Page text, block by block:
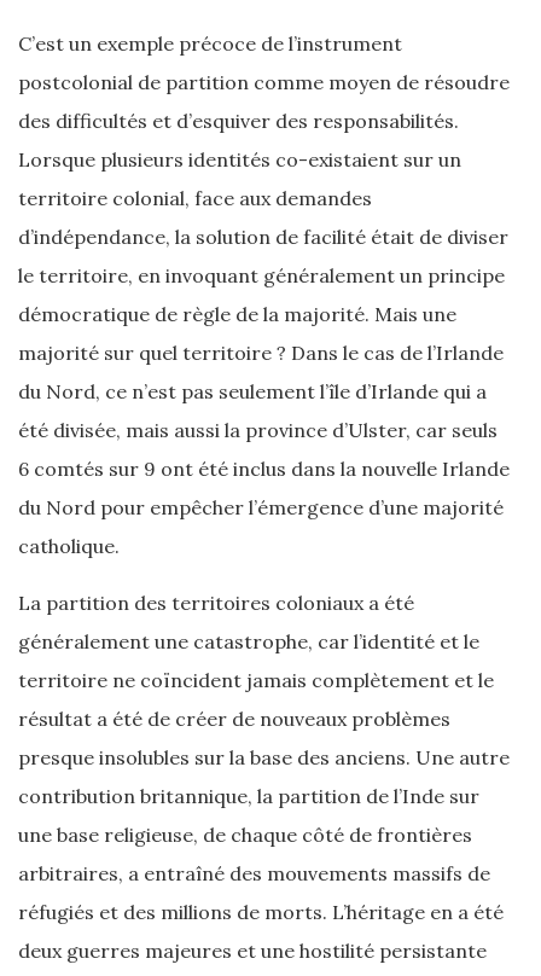
C’est un exemple précoce de l’instrument
postcolonial de partition comme moyen de résoudre
des difficultés et d’esquiver des responsabilités.
Lorsque plusieurs identités co-existaient sur un
territoire colonial, face aux demandes
d’indépendance, la solution de facilité était de diviser
le territoire, en invoquant généralement un principe
démocratique de règle de la majorité. Mais une
majorité sur quel territoire ? Dans le cas de l’Irlande
du Nord, ce n’est pas seulement l’île d’Irlande qui a
été divisée, mais aussi la province d’Ulster, car seuls
6 comtés sur 9 ont été inclus dans la nouvelle Irlande
du Nord pour empêcher l’émergence d’une majorité
catholique.
La partition des territoires coloniaux a été
généralement une catastrophe, car l’identité et le
territoire ne coïncident jamais complètement et le
résultat a été de créer de nouveaux problèmes
presque insolubles sur la base des anciens. Une autre
contribution britannique, la partition de l’Inde sur
une base religieuse, de chaque côté de frontières
arbitraires, a entraîné des mouvements massifs de
réfugiés et des millions de morts. L’héritage en a été
deux guerres majeures et une hostilité persistante